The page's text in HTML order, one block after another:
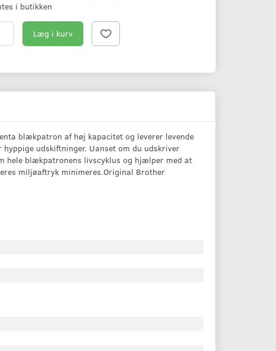
i butikken
Læg i kurv
blækpatron af høj kapacitet og leverer levende
udskiftninger. Uanset om du udskriver
hele blækpatronens livscyklus og hjælper med at
miljøaftryk minimeres.Original Brother